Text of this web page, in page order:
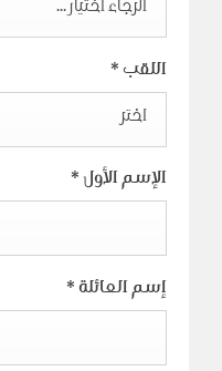
الرجاء اختيار ...
اللقب*
اختر
الإسم الأول *
إسم العائلة*